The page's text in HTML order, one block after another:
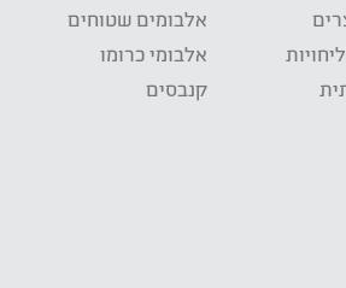
אלבומים שטוחים
אלבומי כרומו
קנבסים